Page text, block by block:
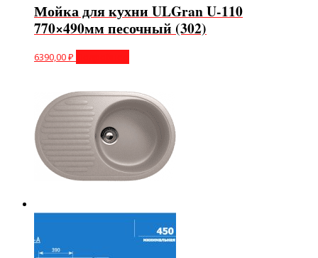
Мойка для кухни ULGran U-110
770×490мм песочный (302)
6390,00₽